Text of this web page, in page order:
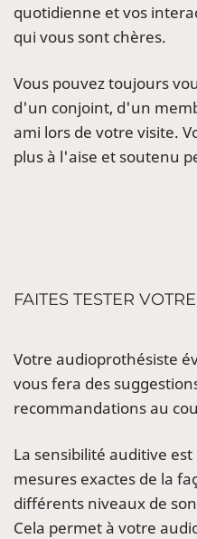
quotidienne et vos
qui vous sont chères.
Vous pouvez toujours
d'un conjoint, d'un
ami lors de votre visite.
plus à l'aise et soutenu
FAITES TESTER
Votre audioprothésiste
vous fera des
recommandations au
La sensibilité auditive
mesures exactes de la
différents niveaux de
Cela permet à votre